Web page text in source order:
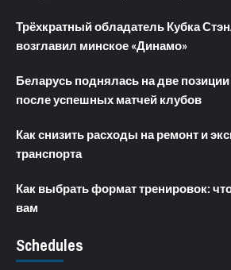
Трёхкратный обладатель Кубка
возглавил минское «Динамо»
Беларусь поднялась на две
после успешных матчей клубов
Как снизить расходы на ремонт и
транспорта
Как выбрать формат тренировок:
вам
Schedules